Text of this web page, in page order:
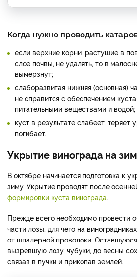
Когда нужно проводить
если верхние корни, растущие в
слое почвы, не удалять, то в
вымерзнут;
слаборазвитая нижняя (основная)
не справится с обеспечением
питательными веществами и водой;
куст в результате слабеет, теряет
погибает.
Укрытие винограда на
В октябре начинается подготовка к
зиму. Укрытие проводят после
формировки куста винограда
Прежде всего необходимо провести
части лозы, для чего на
от шпалерной проволоки.
вызревшую лозу, чубуки, до весны
связав в пучки и прикопав землей.